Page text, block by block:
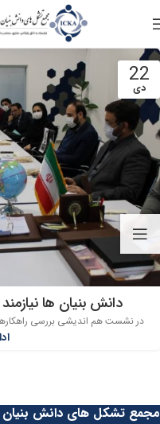
22
دی
دانش بنیان ها
در نشست هم اندیشی بررسی
مجمع تشکل های دانش بنیان